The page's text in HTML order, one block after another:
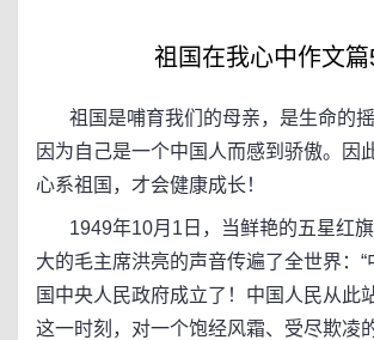
祖国在我心中作文篇
祖国是哺育我们的母亲，是生命的摇
因为自己是一个中国人而感到骄傲。因
心系祖国，才会健康成长！
1949年10月1日，当鲜艳的五星红旗
大的毛主席洪亮的声音传遍了全世界：“
国中央人民政府成立了！中国人民从此
这一时刻，对一个饱经风霜、受尽欺凌